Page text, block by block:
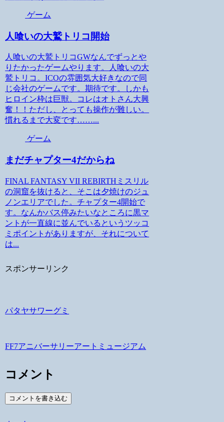
ゲーム
人喰いの大鷲トリコ開始
人喰いの大鷲トリコGWなんでずっとや
りたかったゲームやります。人喰いの大
鷲トリコ。ICOの雰囲気大好きなので同
じ会社のゲームです。期待です。しかも
ヒロイン枠は巨獣。コレはオトさん大興
奮！！ただし、とっても操作が難しい。
慣れるまで大変です……...
ゲーム
まだチャプター4だからね
FINAL FANTASY VII REBIRTHミスリル
の洞窟を抜けると、そこは夕焼けのジュ
ノンエリアでした。チャプター4開始で
す。なんかバス停みたいなところに黒マ
ントが一直線に並んでいるというツッコ
ミポイントがありますが、それについて
は...
スポンサーリンク
パタヤサワーグミ
FF7アニバーサリーアートミュージアム
コメント
コメントを書き込む